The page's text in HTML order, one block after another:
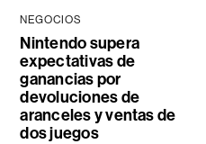
NEGOCIOS
Nintendo supera
expectativas de
ganancias por
devoluciones de
aranceles y ventas de
dos juegos